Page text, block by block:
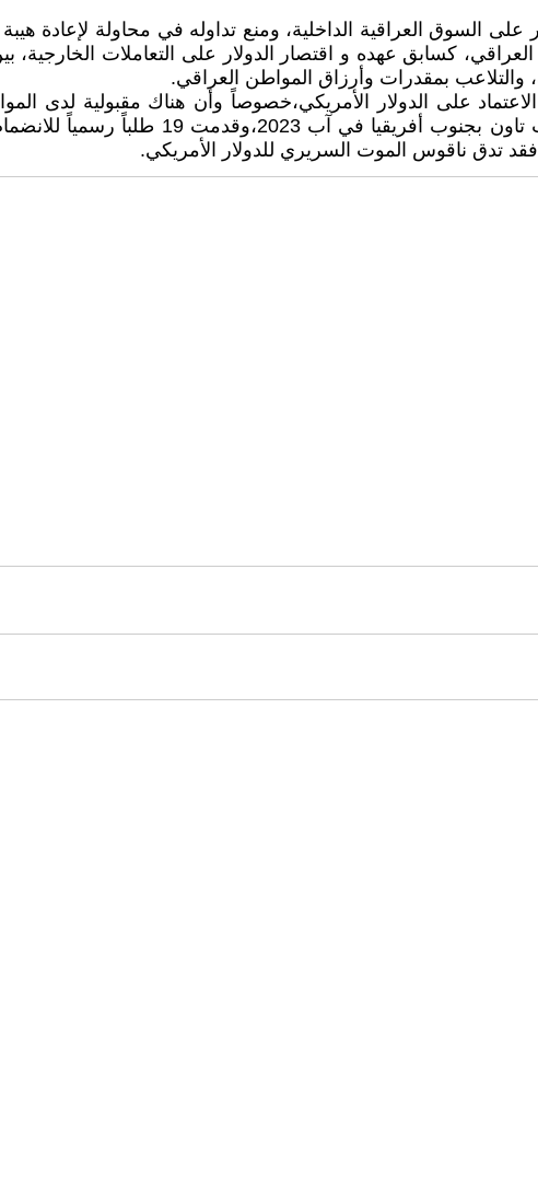
على السوق العراقية الداخلية، ومنع تداوله في محاولة لإعادة
كسابق عهده و اقتصار الدولار على التعاملات الخارجية،
والتلاعب بمقدرات وأرزاق المواطن العراقي.
على الدولار الأمريكي،خصوصاً وأن هناك مقبولية لدى
تعاملاته،ومن المؤمل أن تعق قمة بريكس
فقد تدق ناقوس الموت السريري للدولار الأمريكي.